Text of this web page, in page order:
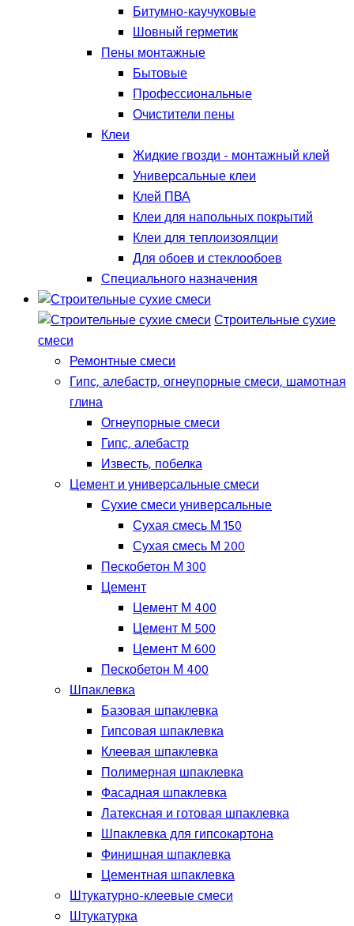
Битумно-каучуковые
Шовный герметик
Пены монтажные
Бытовые
Профессиональные
Очистители пены
Клеи
Жидкие гвозди - монтажный клей
Универсальные клеи
Клей ПВА
Клеи для напольных покрытий
Клеи для теплоизоялции
Для обоев и стеклообоев
Специального назначения
Строительные сухие
смеси
Ремонтные смеси
Гипс, алебастр, огнеупорные смеси, шамотная
глина
Огнеупорные смеси
Гипс, алебастр
Известь, побелка
Цемент и универсальные смеси
Сухие смеси универсальные
Сухая смесь М 150
Сухая смесь М 200
Пескобетон М 300
Цемент
Цемент М 400
Цемент М 500
Цемент М 600
Пескобетон М 400
Шпаклевка
Базовая шпаклевка
Гипсовая шпаклевка
Клеевая шпаклевка
Полимерная шпаклевка
Фасадная шпаклевка
Латексная и готовая шпаклевка
Шпаклевка для гипсокартона
Финишная шпаклевка
Цементная шпаклевка
Штукатурно-клеевые смеси
Штукатурка